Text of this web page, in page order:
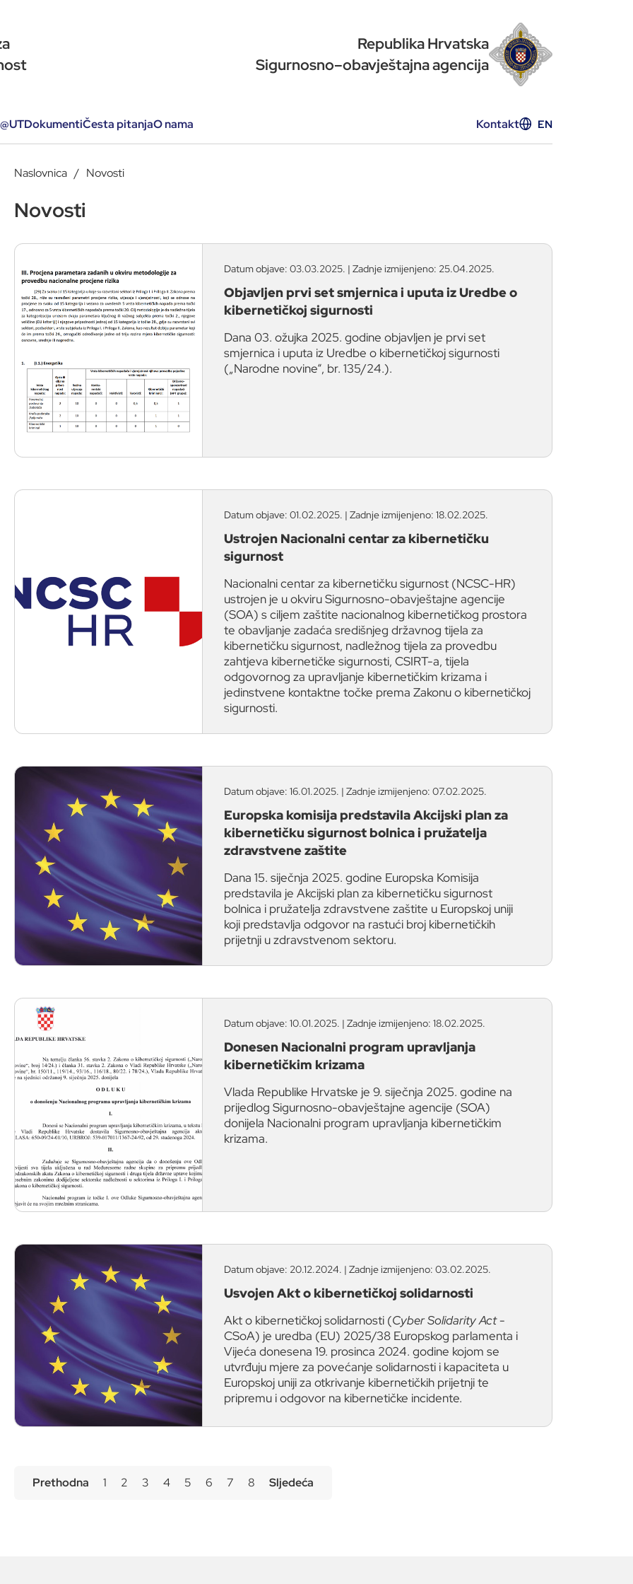
Republika Hrvatska
Sigurnosno–obavještajna agencija
@UTDokumentiČesta pitanjaO nama Kontakt EN
Naslovnica Novosti
Novosti
Datum objave: 03.03.2025. | Zadnje izmijenjeno: 25.04.2025.
Objavljen prvi set smjernica i uputa iz Uredbe o
kibernetičkoj sigurnosti
Dana 03. ožujka 2025. godine objavljen je prvi set
smjernica i uputa iz Uredbe o kibernetičkoj sigurnosti
(„Narodne novine“, br. 135/24.).
Datum objave: 01.02.2025. | Zadnje izmijenjeno: 18.02.2025.
Ustrojen Nacionalni centar za kibernetičku
sigurnost
Nacionalni centar za kibernetičku sigurnost (NCSC-HR)
ustrojen je u okviru Sigurnosno-obavještajne agencije
(SOA) s ciljem zaštite nacionalnog kibernetičkog prostora
te obavljanje zadaća središnjeg državnog tijela za
kibernetičku sigurnost, nadležnog tijela za provedbu
zahtjeva kibernetičke sigurnosti, CSIRT-a, tijela
odgovornog za upravljanje kibernetičkim krizama i
jedinstvene kontaktne točke prema Zakonu o kibernetičkoj
sigurnosti.
Datum objave: 16.01.2025. | Zadnje izmijenjeno: 07.02.2025.
Europska komisija predstavila Akcijski plan za
kibernetičku sigurnost bolnica i pružatelja
zdravstvene zaštite
Dana 15. siječnja 2025. godine Europska Komisija
predstavila je Akcijski plan za kibernetičku sigurnost
bolnica i pružatelja zdravstvene zaštite u Europskoj uniji
koji predstavlja odgovor na rastući broj kibernetičkih
prijetnji u zdravstvenom sektoru.
Datum objave: 10.01.2025. | Zadnje izmijenjeno: 18.02.2025.
Donesen Nacionalni program upravljanja
kibernetičkim krizama
Vlada Republike Hrvatske je 9. siječnja 2025. godine na
prijedlog Sigurnosno-obavještajne agencije (SOA)
donijela Nacionalni program upravljanja kibernetičkim
krizama.
Datum objave: 20.12.2024. | Zadnje izmijenjeno: 03.02.2025.
Usvojen Akt o kibernetičkoj solidarnosti
Akt o kibernetičkoj solidarnosti (Cyber Solidarity Act-
CSoA) je uredba (EU) 2025/38 Europskog parlamenta i
Vijeća donesena 19. prosinca 2024. godine kojom se
utvrđuju mjere za povećanje solidarnosti i kapaciteta u
Europskoj uniji za otkrivanje kibernetičkih prijetnji te
pripremu i odgovor na kibernetičke incidente.
Prethodna 1 2 3 4 5 6 7 8 Sljedeća